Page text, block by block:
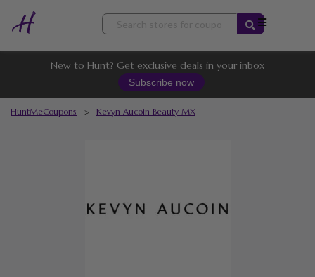
Skip
content
New to Hunt? Get exclusive deals in your inbox
Subscribe now
HuntMeCoupons > Kevyn Aucoin Beauty MX